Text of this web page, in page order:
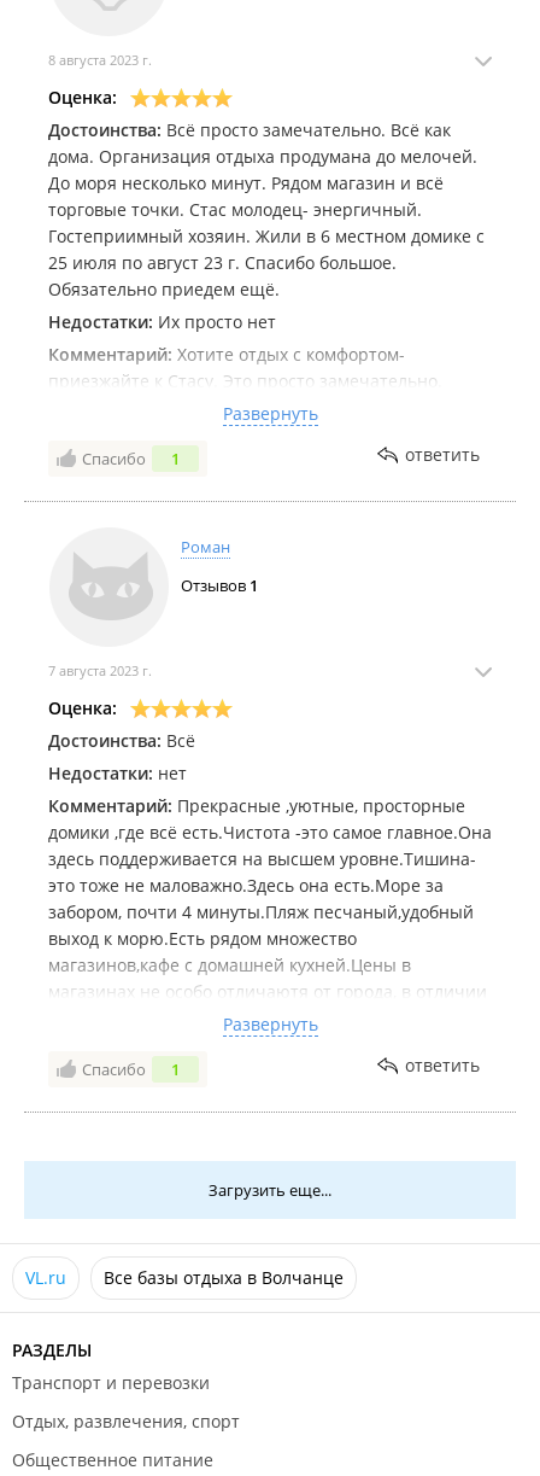
8 августа 2023 г.
Оценка:
Достоинства: Всё просто замечательно. Всё как
дома. Организация отдыха продумана до мелочей.
До моря несколько минут. Рядом магазин и всё
торговые точки. Стас молодец- энергичный.
Гостеприимный хозяин. Жили в 6 местном домике с
25 июля по август 23 г. Спасибо большое.
Обязательно приедем ещё.
Недостатки: Их просто нет
Комментарий: Хотите отдых с комфортом-
приезжайте к Стасу. Это просто замечательно.
Горячая вода, кондиционер, стиральная машинка,
что важно с маленьким ребёнком. Спасибо за отдых
Развернуть
Спасибо 1 ответить
Роман
Отзывов 1
7 августа 2023 г.
Оценка:
Достоинства: Всё
Недостатки: нет
Комментарий: Прекрасные ,уютные, просторные
домики ,где всё есть.Чистота -это самое главное.Она
здесь поддерживается на высшем уровне.Тишина-
это тоже не маловажно.Здесь она есть.Море за
забором, почти 4 минуты.Пляж песчаный,удобный
выход к морю.Есть рядом множество
магазинов,кафе с домашней кухней.Цены в
магазинах не особо отличаютя от города, в отличии
от курорта Андреевки, где в сезон космические
цены на всё.Собственный мангал,парковка.Чистый
воздух и шум моря.Спасибо Стасу,что прикладывает
Развернуть
Спасибо 1 ответить
Загрузить еще...
VL.ru Все базы отдыха в Волчанце
РАЗДЕЛЫ
Транспорт и перевозки
Отдых, развлечения, спорт
Общественное питание